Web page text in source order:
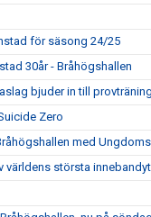
för säsong 24/25
30år - Bråhögshallen
bjuder in till
Zero
med
världens största